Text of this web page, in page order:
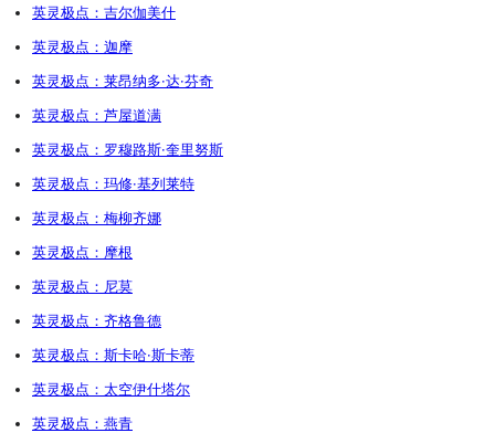
英灵极点：吉尔伽美什
英灵极点：迦摩
英灵极点：莱昂纳多·达·芬奇
英灵极点：芦屋道满
英灵极点：罗穆路斯·奎里努斯
英灵极点：玛修·基列莱特
英灵极点：梅柳齐娜
英灵极点：摩根
英灵极点：尼莫
英灵极点：齐格鲁德
英灵极点：斯卡哈·斯卡蒂
英灵极点：太空伊什塔尔
英灵极点：燕青